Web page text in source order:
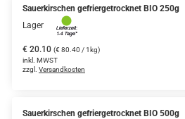
Sauerkirschen gefriergetrocknet BIO 250g
Lager
€ 20.10 (€ 80.40 / 1kg)
inkl. MWST
zzgl. Versandkosten
Sauerkirschen gefriergetrocknet BIO 500g